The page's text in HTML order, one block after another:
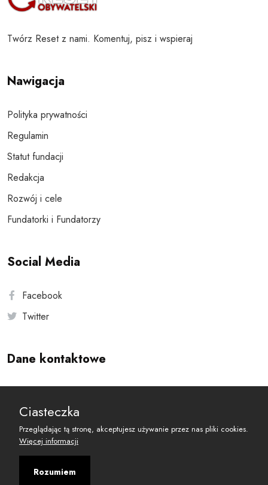
Twórz Reset z nami. Komentuj, pisz i wspieraj
Nawigacja
Polityka prywatności
Regulamin
Statut fundacji
Redakcja
Rozwój i cele
Fundatorki i Fundatorzy
Social Media
Facebook
Twitter
Dane kontaktowe
reset@resetobywatelski.pl
Ciasteczka
Przeglądając tą stronę, akceptujesz używanie przez nas pliki cookies.
Więcej informacji
Rozumiem